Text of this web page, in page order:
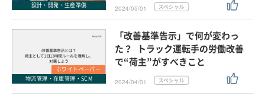
設計・開発・生産準備
2024/05/01
ホワイトペーパー
物流管理・在庫管理・SCM
「改善基準告示」で何が変わっ
た？ トラック運転手の労働改善
で“荷主”がすべきこと
2024/04/01